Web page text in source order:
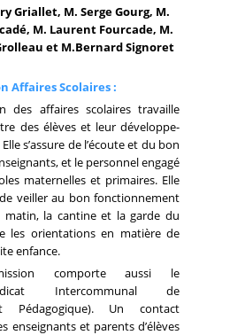
Griallet, M. Serge Gourg, M.
M. Laurent Fourcade, M.
et M.Bernard Signoret
Affaires Scolaires :
des affaires scolaires travaille
des élèves et leur déve­lop­pe­
s’as­sure de l’écoute et du bon
et le person­nel engagé
mater­nelles et primaires. Elle
veiller au bon fonc­tion­ne­ment
matin, la cantine et la garde du
les orien­ta­tions en matière de
enfance.
comporte aussi le
Intercommunal de
Pédagogique). Un contact
enseignants et parents d’élèves